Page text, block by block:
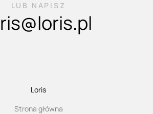
LUB NAPISZ
Loris
Strona główna